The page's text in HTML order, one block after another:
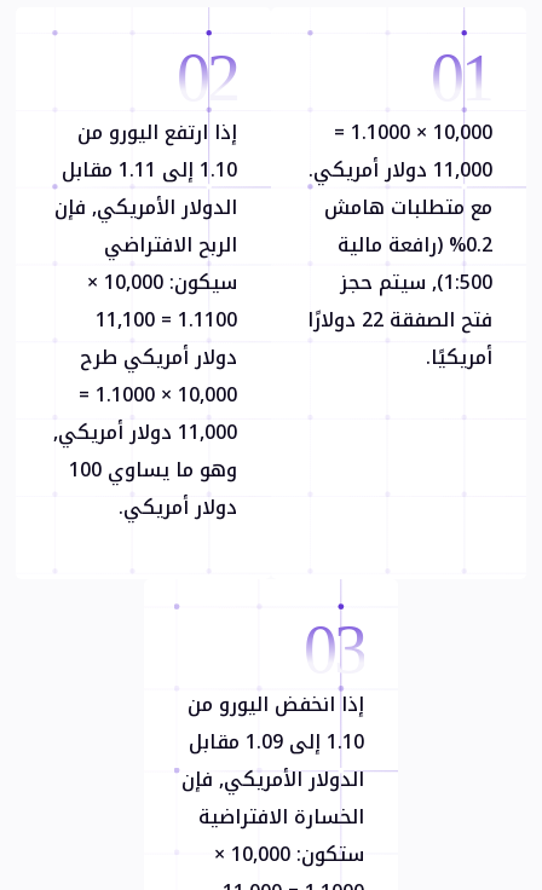
01
10,000 × 1.1000 =
11,000 دولار أمريكي.
مع متطلبات هامش
0.2% (رافعة مالية
1:500), سيتم حجز
فتح الصفقة 22 دولارًا
أمريكيًا.
02
إذا ارتفع اليورو من
1.10 إلى 1.11 مقابل
الدولار الأمريكي, فإن
الربح الافتراضي
سيكون: 10,000 ×
1.1100 = 11,100
دولار أمريكي طرح
10,000 × 1.1000 =
11,000 دولار أمريكي,
وهو ما يساوي 100
دولار أمريكي.
03
إذا انخفض اليورو من
1.10 إلى 1.09 مقابل
الدولار الأمريكي, فإن
الخسارة الافتراضية
ستكون: 10,000 ×